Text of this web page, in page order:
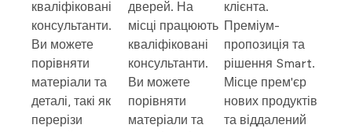
кваліфіковані
консультанти.
Ви можете
порівняти
матеріали та
деталі, такі як
перерізи
дверей. На
місці працюють
кваліфіковані
консультанти.
Ви можете
порівняти
матеріали та
клієнта.
Преміум-
пропозиція та
рішення Smart.
Місце прем'єр
нових продуктів
та віддалений